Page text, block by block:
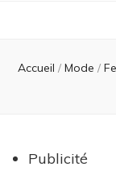
Accueil / Mode /
Publicité